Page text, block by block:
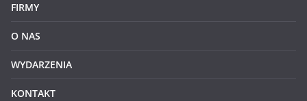
FIRMY
O NAS
WYDARZENIA
KONTAKT